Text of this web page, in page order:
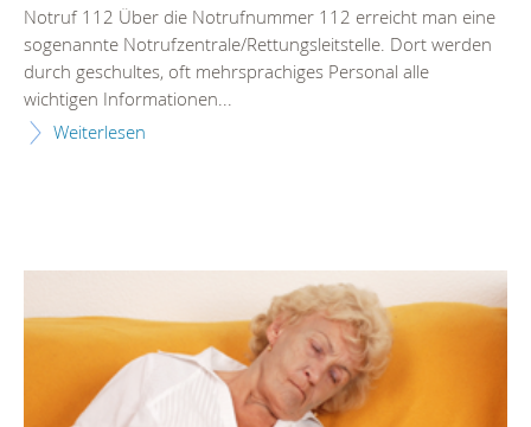
Notruf 112 Über die Notrufnummer 112 erreicht man eine
sogenannte Notrufzentrale/Rettungsleitstelle. Dort werden
durch geschultes, oft mehrsprachiges Personal alle
wichtigen Informationen...
Weiterlesen